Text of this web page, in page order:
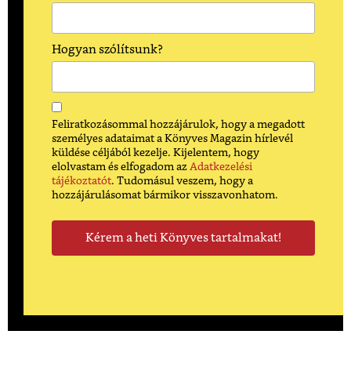
Hogyan szólítsunk?
Feliratkozásommal hozzájárulok, hogy a megadott
személyes adataimat a Könyves Magazin hírlevél
küldése céljából kezelje. Kijelentem, hogy
elolvastam és elfogadom az Adatkezelési
tájékoztatót. Tudomásul veszem, hogy a
hozzájárulásomat bármikor visszavonhatom.